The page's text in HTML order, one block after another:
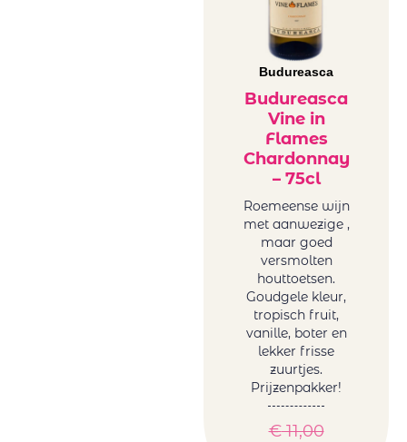
Budureasca
Budureasca
Vine in
Flames
Chardonnay
– 75cl
Roemeense wijn
met aanwezige ,
maar goed
versmolten
houttoetsen.
Goudgele kleur,
tropisch fruit,
vanille, boter en
lekker frisse
zuurtjes.
Prijzenpakker!
€11,00